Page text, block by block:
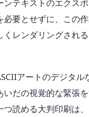
ンテキストのエクスポ
必要とせずに、この
くレンダリングされ
アートのデジタル
だの視覚的な緊張を
つ読める大判印刷は